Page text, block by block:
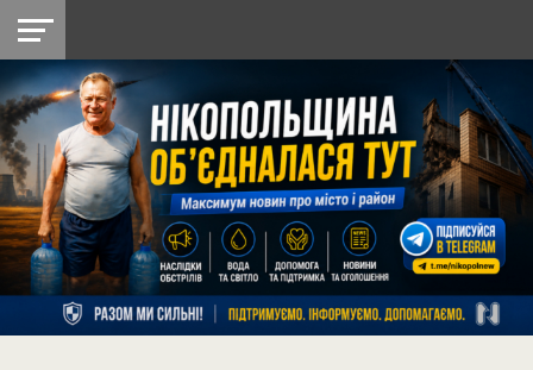
НІКОПОЛЬ
РАЙОН
СІЧЕСЛАВСЬКА
УКРАЇНА
РЕТРО
НІКОПОЛЬ
ЛАЙТ
УКРАЇНА
ДОПОМОГА
РАДІО